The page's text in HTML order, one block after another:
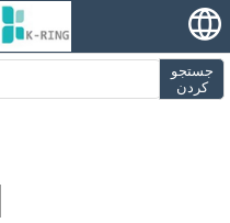
جستجو
کردن